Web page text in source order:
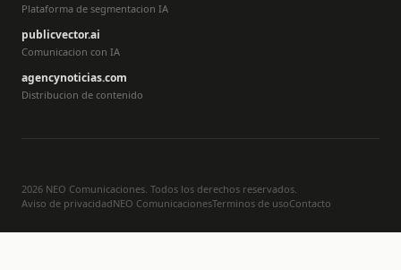
Plataforma de segmentacion IA
publicvector.ai
Comunicacion con IA
agencynoticias.com
Distribucion de contenido
2026 NEO Comunicaciones. Todos los derechos reservados.
Aviso de privacidadNEO ComunicacionesTerminos de usoContacto